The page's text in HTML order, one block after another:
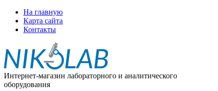
На главную
Карта сайта
Контакты
Интернет-магазин лабораторного и аналитического
оборудования